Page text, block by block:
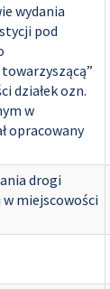
wydania
pod
działek ozn.
w
opracowany
drogi
w miejscowości